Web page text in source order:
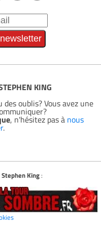
KING
oublis? Vous avez une
, n'hésitez pas à nous
.
Stephen King: